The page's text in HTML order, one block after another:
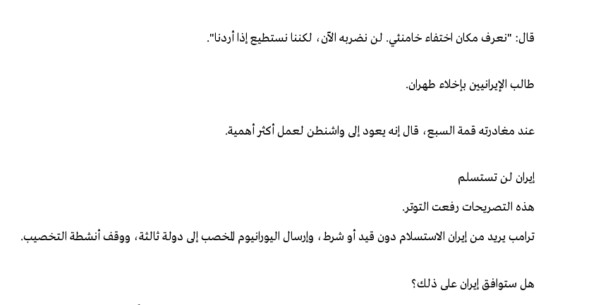
قال: "نعرف مكان اختفاء خامنئي. لن نضربه الآن، لكننا نستطيع إذا أردنا".
طالب الإيرانيين بإخلاء طهران.
عند مغادرته قمة السبع، قال إنه يعود إلى واشنطن لعمل أكثر أهمية.
إيران لن تستسلم
هذه التصريحات رفعت التوتر.
ترامب يريد من إيران الاستسلام دون قيد أو شرط، وإرسال اليورانيوم المخصب إلى دولة ثالثة، ووقف أنشطة التخصيب.
هل ستوافق إيران على ذلك؟